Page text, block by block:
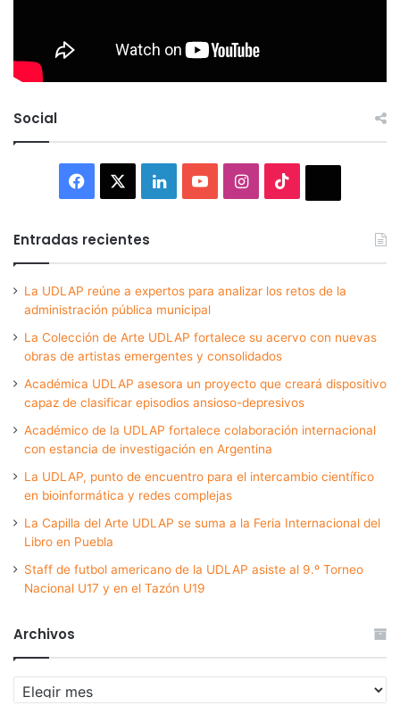
Social
Facebook LinkedInYouTubeInstagram
Entradas recientes
La UDLAP reúne a expertos para analizar los retos de la
administración pública municipal
La Colección de Arte UDLAP fortalece su acervo con nuevas
obras de artistas emergentes y consolidados
Académica UDLAP asesora un proyecto que creará dispositivo
capaz de clasificar episodios ansioso-depresivos
Académico de la UDLAP fortalece colaboración internacional
con estancia de investigación en Argentina
La UDLAP, punto de encuentro para el intercambio científico
en bioinformática y redes complejas
La Capilla del Arte UDLAP se suma a la Feria Internacional del
Libro en Puebla
Staff de futbol americano de la UDLAP asiste al 9.º Torneo
Nacional U17 y en el Tazón U19
Archivos
Archivos